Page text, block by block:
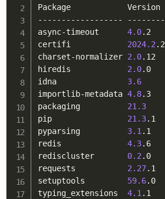
Package            Version
------------------ --------
async-timeout 4.0.2
certifi 2024.2 .2
charset-normalizer 2.0.12
hiredis 2.0.0
idna 3.6
importlib-metadata 4.8.3
packaging 21.3
pip 21.3.1
pyparsing 3.1 .1
redis 4.3.6
rediscluster 0.2 .0
requests 2.27.1
setuptools 59.6.0
typing_extensions 4.1 .1